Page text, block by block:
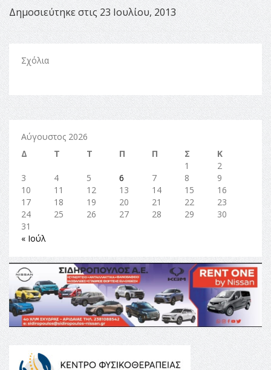
Δημοσιεύτηκε στις 23 Ιουλίου, 2013
Σχόλια
Αύγουστος 2026
Δ
Τ Τ Π Π Σ
Κ
1
2
3
4 5 6 7 8
9
10
11 12 13 14 15
16
17
18 19 20 21 22
23
24
25 26 27 28 29
30
31
« Ιούλ